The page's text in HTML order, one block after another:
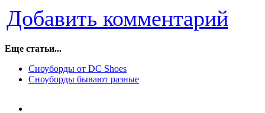
Добавить комментарий
Еще статьи...
Сноуборды от DC Shoes
Сноуборды бывают разные